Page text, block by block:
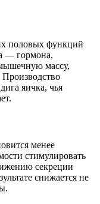
половых функций
— гормона,
массу,
Производство
яичка, чья
менее
стимулировать
секреции
снижается не